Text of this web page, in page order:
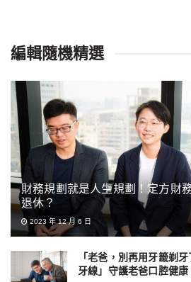
編輯隨機精選
財務規劃就是人生規劃！定方財
退休？
2023 年 12 月 6 日
「老爸，別再用牙籤剃
牙線」守護老爸口腔健康